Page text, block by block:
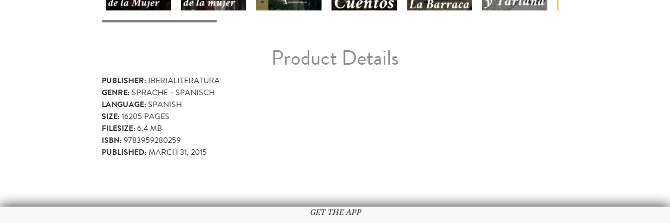
Product Details
PUBLISHER: IBERIALITERATURA
GENRE: SPRACHE - SPANISCH
LANGUAGE: SPANISH
SIZE:16205 PAGES
FILESIZE:6.4 MB
ISBN:9783959280259
PUBLISHED:MARCH 31, 2015
GET THE APP